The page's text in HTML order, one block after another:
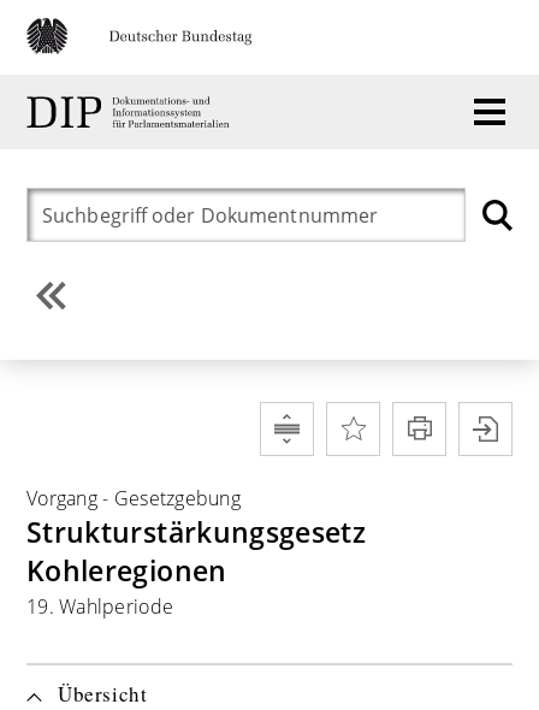
Vorgang- Gesetzgebung
Strukturstärkungsgesetz
Kohleregionen
19. Wahlperiode
Übersicht